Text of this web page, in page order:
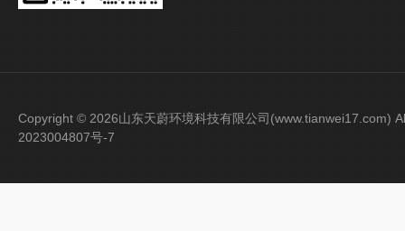
Copyright © 2026山东天蔚环境科技有限公司(www.tianwei17.com)
2023004807号-7